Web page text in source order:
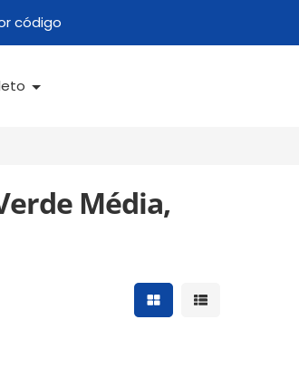
Média,
Mostrar resultados
Mostrar